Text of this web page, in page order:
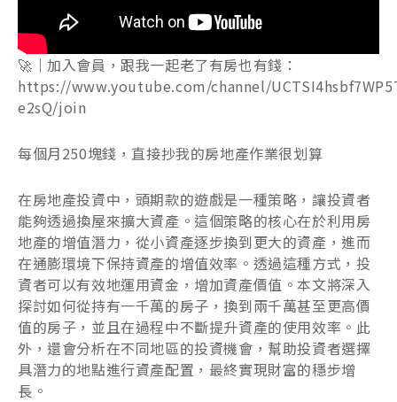
🚀｜加入會員，跟我一起老了有房也有錢：
https://www.youtube.com/channel/
e2sQ/join
每個月250塊錢，直接抄我的房地產作業很划算
在房地產投資中，頭期款的遊戲是一種策略，讓投資者
能夠透過換屋來擴大資產。這個策略的核心在於利用房
地產的增值潛力，從小資產逐步換到更大的資產，進而
在通膨環境下保持資產的增值效率。透過這種方式，投
資者可以有效地運用資金，增加資產價值。本文將深入
探討如何從持有一千萬的房子，換到兩千萬甚至更高價
值的房子，並且在過程中不斷提升資產的使用效率。此
外，還會分析在不同地區的投資機會，幫助投資者選擇
具潛力的地點進行資產配置，最終實現財富的穩步增
長。